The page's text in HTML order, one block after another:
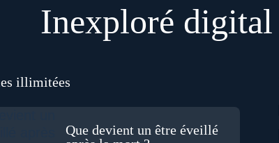
Inexploré digital
illimitées
Que devient un être éveillé